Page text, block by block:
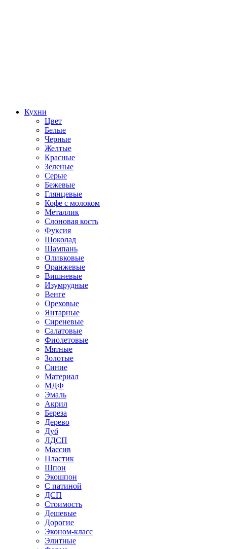
Кухни
Цвет
Белые
Черные
Желтые
Красные
Зеленые
Серые
Бежевые
Глянцевые
Кофе с молоком
Металлик
Слоновая кость
Фуксия
Шоколад
Шампань
Оливковые
Оранжевые
Вишневые
Изумрудные
Венге
Ореховые
Янтарные
Сиреневые
Салатовые
Фиолетовые
Мятные
Золотые
Синие
Материал
МДФ
Эмаль
Акрил
Береза
Дерево
Дуб
ЛДСП
Массив
Пластик
Шпон
Экошпон
С патиной
ДСП
Стоимость
Дешевые
Дорогие
Эконом-класс
Элитные